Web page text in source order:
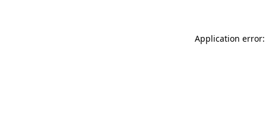
Application